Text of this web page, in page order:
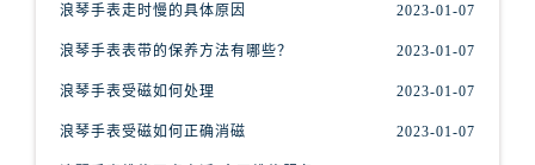
浪琴手表走时慢的具体原因 2023-01-07
浪琴手表表带的保养方法有哪些？ 2023-01-07
浪琴手表受磁如何处理 2023-01-07
浪琴手表受磁如何正确消磁 2023-01-07